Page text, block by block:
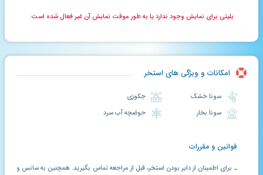
بلیتی برای نمایش وجود ندارد یا به طور موقت نمایش آن غیر فعال شده است.
امکانات و ویژگی های استخر
سونا خشک
سونا بخار
جکوزی
حوضچه آب سرد
قوانین و مقررات
ـ برای اطمینان از دایر بودن استخر، قبل از مراجعه تماس بگیرید. همچنین به سانس و